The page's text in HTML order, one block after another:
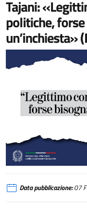
Tajani:
politiche,
un’inchiesta»
Tajani Legittimo contestare
Data pubblicazione:07